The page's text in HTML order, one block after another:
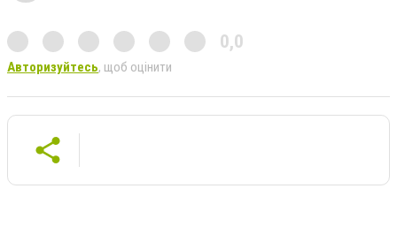
0,0
Авторизуйтесь, щоб оцінити